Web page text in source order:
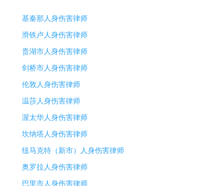
基秦那人身伤害律师
滑铁卢人身伤害律师
贵湖市人身伤害律师
剑桥市人身伤害律师
伦敦人身伤害律师
温莎人身伤害律师
渥太华人身伤害律师
坎纳塔人身伤害律师
纽马克特（新市）人身伤害律师
奥罗拉人身伤害律师
巴里市人身伤害律师